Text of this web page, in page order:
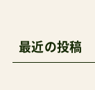
最近の投稿